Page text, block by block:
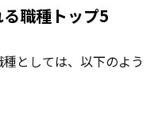
職種トップ5
としては、以下のよう